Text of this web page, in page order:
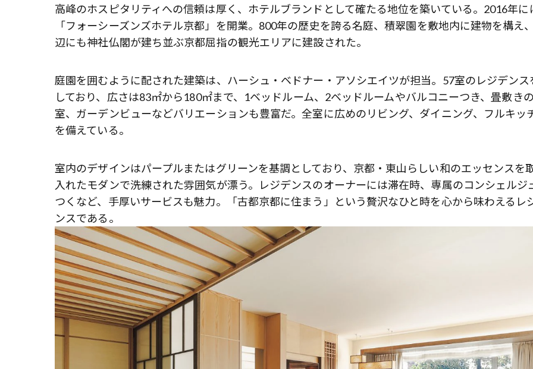
高峰のホスピタリティへの信頼は厚く、ホテルブランドとして確たる地位を築いている。2016年に
「フォーシーズンズホテル京都」を開業。800年の歴史を誇る名庭、積翠園を敷地内に建物を構え
辺にも神社仏閣が建ち並ぶ京都屈指の観光エリアに建設された。
庭園を囲むように配された建築は、ハーシュ・ベドナー・アソシエイツが担当。57室のレジデンス
しており、広さは83㎡から180㎡まで、1ベッドルーム、2ベッドルームやバルコニーつき、畳敷き
室、ガーデンビューなどバリエーションも豊富だ。全室に広めのリビング、ダイニング、フルキッ
を備えている。
室内のデザインはパープルまたはグリーンを基調としており、京都・東山らしい和のエッセンスを
入れたモダンで洗練された雰囲気が漂う。レジデンスのオーナーには滞在時、専属のコンシェルジ
つくなど、手厚いサービスも魅力。「古都京都に住まう」という贅沢なひと時を心から味わえるレ
ンスである。
歌舞伎俳優・尾上右近が休息を過
前列ホテル「UMITO 熱海 別邸」